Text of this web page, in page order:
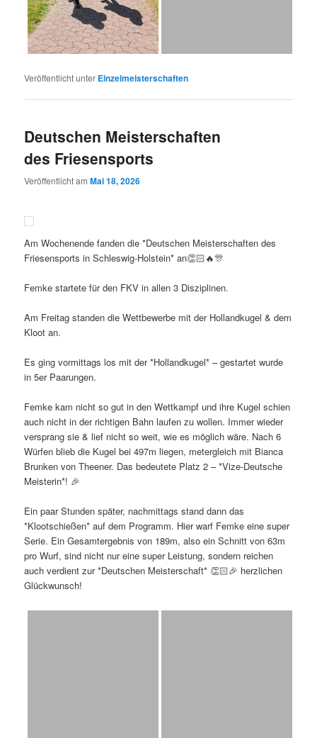
Veröffentlicht unter Einzelmeisterschaften
Deutschen Meisterschaften
des Friesensports
Veröffentlicht amMai 18, 2026
Am Wochenende fanden die *Deutschen Meisterschaften des
Friesensports in Schleswig-Holstein* an👏🏻🔥🎊
Femke startete für den FKV in allen 3 Disziplinen.
Am Freitag standen die Wettbewerbe mit der Hollandkugel & dem
Kloot an.
Es ging vormittags los mit der *Hollandkugel* – gestartet wurde
in 5er Paarungen.
Femke kam nicht so gut in den Wettkampf und ihre Kugel schien
auch nicht in der richtigen Bahn laufen zu wollen. Immer wieder
versprang sie & lief nicht so weit, wie es möglich wäre. Nach 6
Würfen blieb die Kugel bei 497m liegen, metergleich mit Bianca
Brunken von Theener. Das bedeutete Platz 2 – *Vize-Deutsche
Meisterin*! 🎉
Ein paar Stunden später, nachmittags stand dann das
*Klootschießen* auf dem Programm. Hier warf Femke eine super
Serie. Ein Gesamtergebnis von 189m, also ein Schnitt von 63m
pro Wurf, sind nicht nur eine super Leistung, sondern reichen
auch verdient zur *Deutschen Meisterschaft* 👏🏻🎉 herzlichen
Glückwunsch!